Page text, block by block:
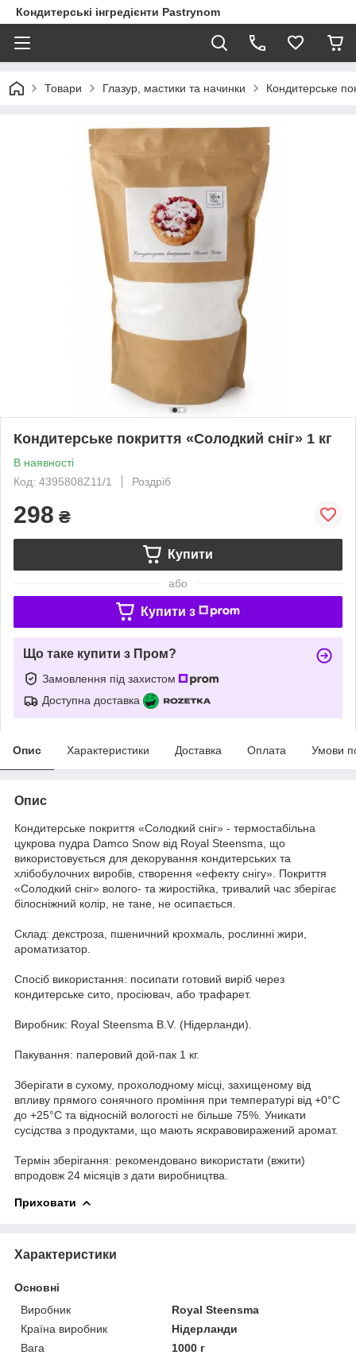
Кондитерські інгредієнти Pastrynom
Товари Глазур, мастики та начинки Кондитерське
Кондитерське покриття «Солодкий сніг» 1 кг
В наявності
Код: 4395808Z11/1
Роздріб
298 ₴
Купити
або
Купити з
Що таке купити з Пром?
Замовлення під захистом
Доступна доставка
Опис Характеристики Доставка Оплата Умови
Опис
Кондитерське покриття «Солодкий сніг» - термостабільна
цукрова пудра Damco Snow від Royal Steensma, що
використовується для декорування кондитерських та
хлібобулочних виробів, створення «ефекту снігу». Покриття
«Солодкий сніг» волого- та жиростійка, тривалий час зберігає
білосніжний колір, не тане, не осипається.
Склад: декстроза, пшеничний крохмаль, рослинні жири,
ароматизатор.
Спосіб використання: посипати готовий виріб через
кондитерське сито, просіювач, або трафарет.
Виробник: Royal Steensma B.V. (Нідерланди).
Пакування: паперовий дой-пак 1 кг.
Зберігати в сухому, прохолодному місці, захищеному від
впливу прямого сонячного проміння при температурі від +0°С
до +25°С та відносній вологості не більше 75%. Уникати
сусідства з продуктами, що мають яскравовиражений аромат.
Термін зберігання: рекомендовано використати (вжити)
впродовж 24 місяців з дати виробництва.
Приховати
Характеристики
Основні
Виробник
Royal Steensma
Країна виробник
Нідерланди
Вага
1000 г